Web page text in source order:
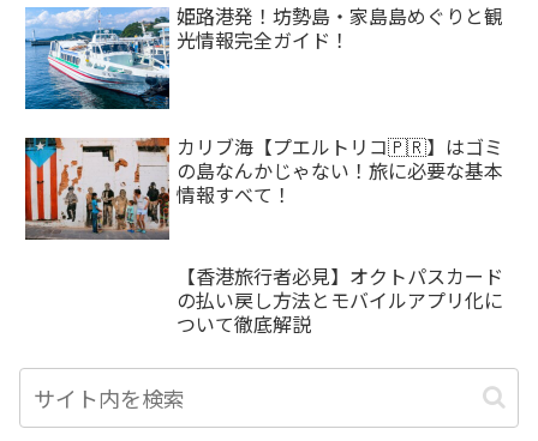
姫路港発！坊勢島・家島島めぐりと観
光情報完全ガイド！
カリブ海【プエルトリコ🇵🇷】はゴミ
の島なんかじゃない！旅に必要な基本
情報すべて！
【香港旅行者必見】オクトパスカード
の払い戻し方法とモバイルアプリ化に
ついて徹底解説